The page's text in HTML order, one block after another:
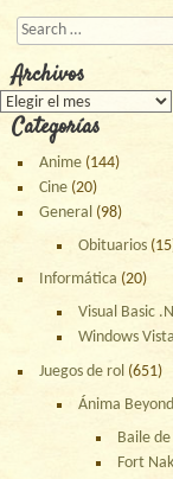
Buscar
Archivos
Archivos
Categorías
Anime (144)
Cine (20)
General (98)
Obituarios
Informática (20)
Visual Basic
Windows Vista
Juegos de rol (651)
Ánima
Baile
Fort